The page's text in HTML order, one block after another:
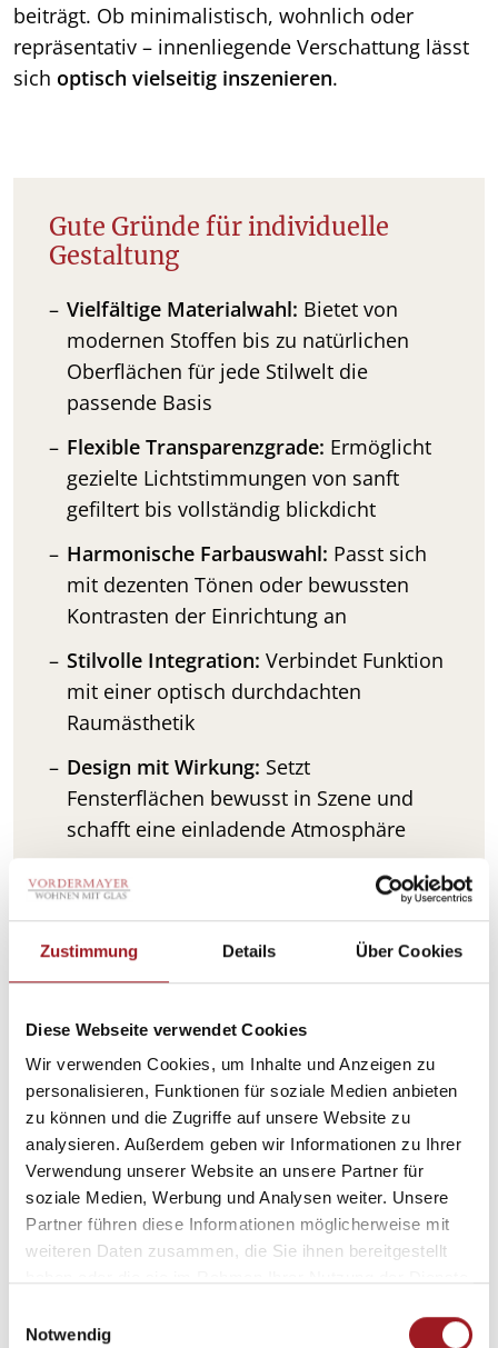
Zustimmung Details Über Cookies
Diese Webseite verwendet Cookies
Wir verwenden Cookies, um Inhalte und Anzeigen zu
personalisieren, Funktionen für soziale Medien anbieten
zu können und die Zugriffe auf unsere Website zu
analysieren. Außerdem geben wir Informationen zu Ihrer
Verwendung unserer Website an unsere Partner für
soziale Medien, Werbung und Analysen weiter. Unsere
Partner führen diese Informationen möglicherweise mit
weiteren Daten zusammen, die Sie ihnen bereitgestellt
Notwendig
beiträgt. Ob minimalistisch, wohnlich oder
repräsentativ – innenliegende Verschattung lässt
sich optisch vielseitig inszenieren.
Gute Gründe für individuelle
Gestaltung
Vielfältige Materialwahl: Bietet von
modernen Stoffen bis zu natürlichen
Oberflächen für jede Stilwelt die
passende Basis
Flexible Transparenzgrade: Ermöglicht
gezielte Lichtstimmungen von sanft
gefiltert bis vollständig blickdicht
Harmonische Farbauswahl: Passt sich
mit dezenten Tönen oder bewussten
Kontrasten der Einrichtung an
Stilvolle Integration: Verbindet Funktion
mit einer optisch durchdachten
Raumästhetik
Design mit Wirkung: Setzt
Fensterflächen bewusst in Szene und
schafft eine einladende Atmosphäre
Sie interessieren sich für unseren
innenliegenden Sonnenschutz?
Schauen Sie sich doch unsere vielfältigen
Verschattungslösungen für den Innenraum an –
sicher ist auch die Passende für Sie dabei.
Unsere Systeme im Überblick
Pflegeleicht im Alltag
Bestform